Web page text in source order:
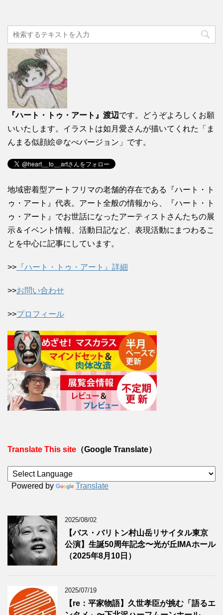
『ハート・トゥ・アート』渡辺です。どうぞよろしくお願
いいたします。イラストは如月愛さんが描いてくれた「ま
んまる似顔絵＠なべバージョン」です。
地域密着型アートフリマの老舗的存在である『ハート・ト
ゥ・アート』代表。アート全般の情報から、『ハート・ト
ゥ・アート』でお世話になったアーティストさんたちの展
示＆イベント情報、活動日記など、表現活動にまつわるこ
とを中心に記事にしています。
>> 『ハート・トゥ・アート』詳細
>>お問い合わせ
>>プロフィール
Translate This site （Google Translate）
Powered by Translate
2025/08/02
【バス・バリトン村山岳リサイタル東京
公演】生誕50周年記念〜光が丘IMAホール
（2025年8月10日）
2025/07/19
【re：平家物語】久世孝臣が挑む「語るエ